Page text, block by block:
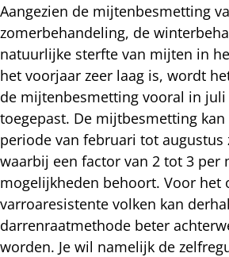
Aangezien de mijtenbesmetting
zomerbehandeling, de
natuurlijke sterfte van mijten in
het voorjaar zeer laag is, wordt
de mijtenbesmetting vooral in juli
toegepast. De mijtbesmetting
periode van februari tot augustus
waarbij een factor van 2 tot 3 per
mogelijkheden behoort. Voor het
varroaresistente volken kan
darrenraatmethode beter
worden. Je wil namelijk de